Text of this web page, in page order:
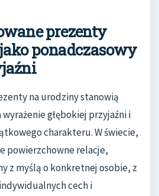
prezenty
ponadczasowy
na urodziny stanowią
wyrażenie głębokiej przyjaźni i
charakteru. W świecie,
powierzchowne relacje,
z myślą o konkretnej osobie, z
cech i